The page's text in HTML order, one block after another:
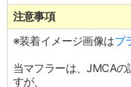
注意事項
※装着イメージ画像はブ
当マフラーは、JMCA
すが、